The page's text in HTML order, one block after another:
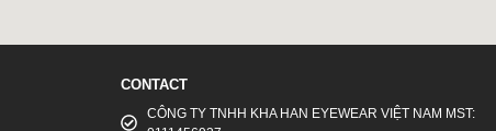
CONTACT
CÔNG TY TNHH KHA HAN EYEWEAR VIỆT NAM MST: